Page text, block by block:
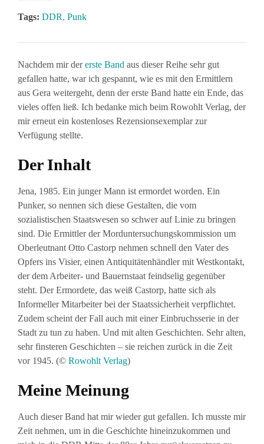
Tags: DDR, Punk
Nachdem mir dererste Band aus dieser Reihe sehr gut
gefallen hatte, war ich gespannt, wie es mit den Ermittlern
aus Gera weitergeht, denn der erste Band hatte ein Ende, das
vieles offen ließ. Ich bedanke mich beim Rowohlt Verlag, der
mir erneut ein kostenloses Rezensionsexemplar zur
Verfügung stellte.
Der Inhalt
Jena, 1985. Ein junger Mann ist ermordet worden. Ein
Punker, so nennen sich diese Gestalten, die vom
sozialistischen Staatswesen so schwer auf Linie zu bringen
sind. Die Ermittler der Morduntersuchungskommission um
Oberleutnant Otto Castorp nehmen schnell den Vater des
Opfers ins Visier, einen Antiquitätenhändler mit Westkontakt,
der dem Arbeiter- und Bauernstaat feindselig gegenüber
steht. Der Ermordete, das weiß Castorp, hatte sich als
Informeller Mitarbeiter bei der Staatssicherheit verpflichtet.
Zudem scheint der Fall auch mit einer Einbruchsserie in der
Stadt zu tun zu haben. Und mit alten Geschichten. Sehr alten,
sehr finsteren Geschichten – sie reichen zurück in die Zeit
vor 1945. (© Rowohlt Verlag)
Meine Meinung
Auch dieser Band hat mir wieder gut gefallen. Ich musste mir
Zeit nehmen, um in die Geschichte hineinzukommen und